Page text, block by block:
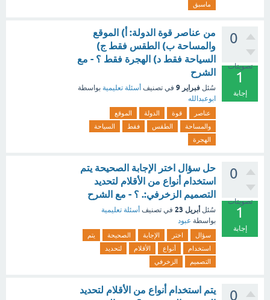
ماسبق
0
تصويتات
1
إجابة
من عناصر قوة الدولة: أ) الموقع
والمساحة ب) الطقس فقط ج)
السياحة فقط د) الهجرة فقط ؟ - مع
الشرح
سُئل فبراير 9 في تصنيف أسئلة تعليمية بواسطة
ابوعبدالله
عناصر قوة الدولة
الموقع
والمساحة
الطقس فقط
السياحة
الهجرة
0
تصويتات
1
إجابة
حل سؤال اختر الإجابة الصحيحة يتم
استخدام أنواع من الأقلام لتحديد
التصميم الزخرفي:. ؟ - مع الشرح
سُئل أبريل 23 في تصنيف أسئلة تعليمية
بواسطة عبود
سؤال اختر الإجابة الصحيحة
يتم
استخدام
أنواع الأقلام
لتحديد
التصميم
الزخرفي
0
يتم استخدام أنواع من الأقلام لتحديد